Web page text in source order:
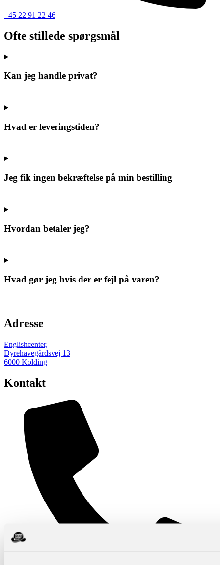
+45 22 91 22 46
Ofte stillede spørgsmål
Kan jeg handle privat?
Hvad er leveringstiden?
Jeg fik ingen bekræftelse på min bestilling
Hvordan betaler jeg?
Hvad gør jeg hvis der er fejl på varen?
Adresse
Englishcenter,
Dyrehavegårdsvej 13
6000 Kolding
Kontakt